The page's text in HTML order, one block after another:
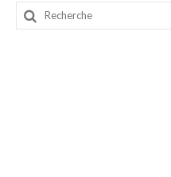
Rechercher
: